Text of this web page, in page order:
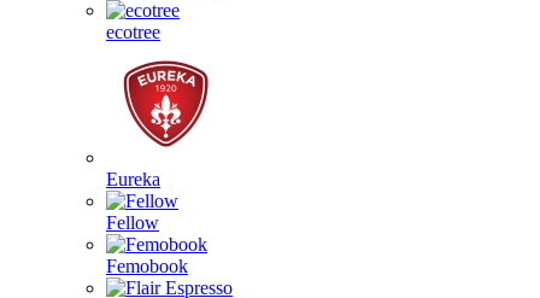
ecotree
Eureka
Fellow
Femobook